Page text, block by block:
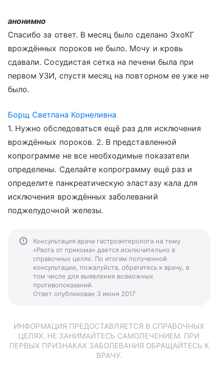
анонимно
Спасибо за ответ. В месяц было сделано ЭхоКГ
врождённых пороков не было. Мочу и кровь
сдавали. Сосудистая сетка на печени была при
первом УЗИ, спустя месяц на повторном ее уже не
было.
Борщ Светлана Корнеливна
1. Нужно обследоваться ещё раз для исключения
врождённых пороков. 2. В представленной
копрограмме не все необходимые показатели
определены. Сделайте копрограмму ещё раз и
определите панкреатическую эластазу кала для
исключения врождённых заболеваний
поджелудочной железы.
Консультация врача гастроэнтеролога на тему
«Рвота от прикома» дается исключительно в
справочных целях. По итогам полученной
консультации, пожалуйста, обратитесь к врачу, в
том числе для выявления возможных
противопоказаний.
Ответ опубликован 3 июня 2017
ИНФОРМАЦИЯ ПРЕДОСТАВЛЯЕТСЯ В СПРАВОЧНЫХ
ЦЕЛЯХ. НЕ ЗАНИМАЙТЕСЬ САМОЛЕЧЕНИЕМ. ПРИ
ПЕРВЫХ ПРИЗНАКАХ ЗАБОЛЕВАНИЯ ОБРАЩАЙТЕСЬ К
ВРАЧУ.